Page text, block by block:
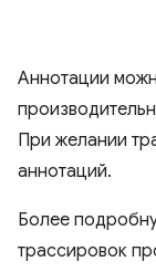
Аннотации
При желании
аннотаций.
Более
трассировок